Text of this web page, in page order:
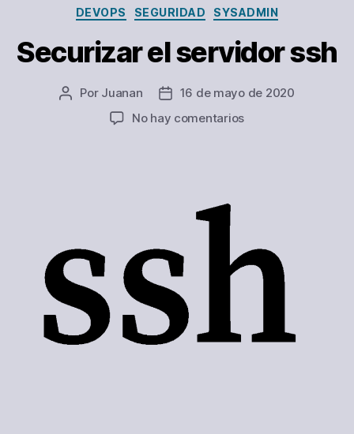
Categorías
DEVOPS SEGURIDAD SYSADMIN
Securizar el servidor ssh
Autor
Por Juanan
Fecha
la
16 de mayo de 2020
No hay comentariosen